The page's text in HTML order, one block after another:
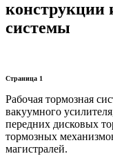
конструкции
системы
Страница 1
Рабочая тормозная
вакуумного
передних дисковых
тормозных
магистралей.